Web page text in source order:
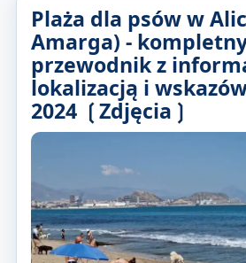
Plaża dla psów w
Amarga) -
przewodnik z
lokalizacją i
2024 ❲Zdjęcia❳